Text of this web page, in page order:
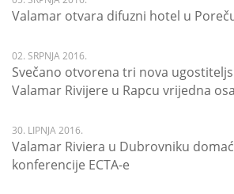
Valamar otvara difuzni hotel u
02. SRPNJA 2016.
Svečano otvorena tri nova
Valamar Rivijere u Rapcu vrijedna
30. LIPNJA 2016.
Valamar Riviera u Dubrovniku
konferencije ECTA-e